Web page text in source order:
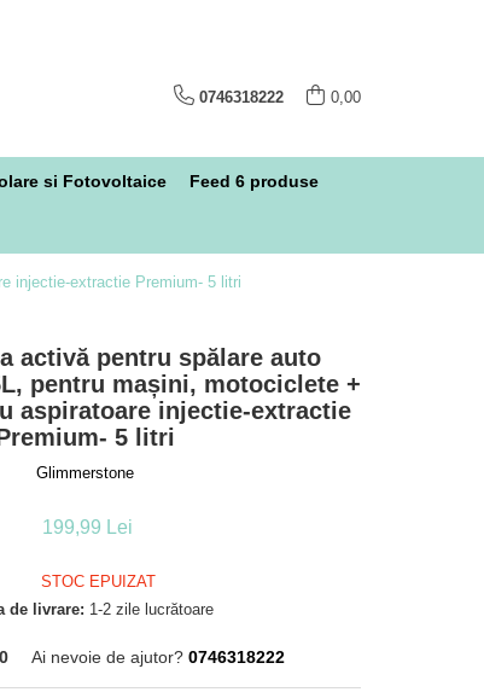
0746318222 0,00
si Fotovoltaice Feed 6 produse
injectie-extractie Premium- 5 litri
activă pentru spălare auto
pentru mașini, motociclete +
aspiratoare injectie-extractie
5 litri
Glimmerstone
199,99 Lei
STOC EPUIZAT
de livrare: 1-2 zile lucrătoare
Ai nevoie de ajutor? 0746318222